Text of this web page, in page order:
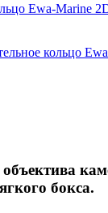
Ewa-Marine
бокса.